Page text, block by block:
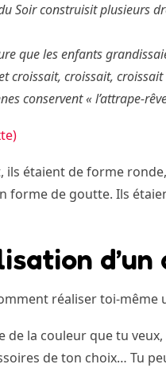
Soir construisit plusieurs
que les enfants
croissait, croissait,
conservent « l’attrape-
ils étaient de forme
forme de goutte. Ils
réaliser toi-même
de la couleur que tu
de ton choix… Tu